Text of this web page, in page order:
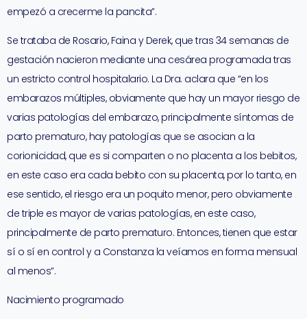
empezó a crecerme la pancita”.
Se trataba de Rosario, Faina y Derek, que tras 34 semanas de
gestación nacieron mediante una cesárea programada tras
un estricto control hospitalario. La Dra. aclara que “en los
embarazos múltiples, obviamente que hay un mayor riesgo de
varias patologías del embarazo, principalmente síntomas de
parto prematuro, hay patologías que se asocian a la
corionicidad, que es si comparten o no placenta a los bebitos,
en este caso era cada bebito con su placenta, por lo tanto, en
ese sentido, el riesgo era un poquito menor, pero obviamente
de triple es mayor de varias patologías, en este caso,
principalmente de parto prematuro. Entonces, tienen que estar
sí o sí en control y a Constanza la veíamos en forma mensual
al menos”.
Nacimiento programado